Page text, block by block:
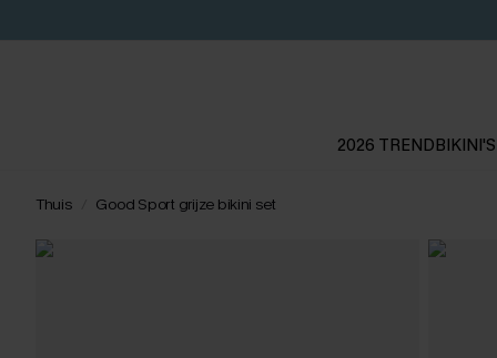
2026 TRENDBIKINI'S
Thuis Good Sport grijze bikini set